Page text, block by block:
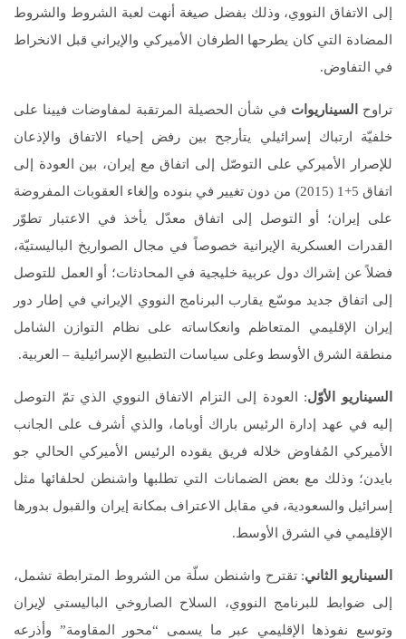
إلى الاتفاق النووي، وذلك بفضل صيغة أنهت لعبة الشروط والشروط
المضادة التي كان يطرحها الطرفان الأميركي والإيراني قبل الانخراط
في التفاوض.
تراوح السيناريوات في شأن الحصيلة المرتقبة لمفاوضات فيينا على
خلفيّة ارتباك إسرائيلي يتأرجح بين رفض إحياء الاتفاق والإذعان
للإصرار الأميركي على التوصّل إلى اتفاق مع إيران، بين العودة إلى
اتفاق 5+1 (2015) من دون تغيير في بنوده وإلغاء العقوبات المفروضة
على إيران؛ أو التوصل إلى اتفاق معدّل يأخذ في الاعتبار تطوّر
القدرات العسكرية الإيرانية خصوصاً في مجال الصواريخ الباليستيّة،
فضلاً عن إشراك دول عربية خليجية في المحادثات؛ أو العمل للتوصل
إلى اتفاق جديد موسّع يقارب البرنامج النووي الإيراني في إطار دور
إيران الإقليمي المتعاظم وانعكاساته على نظام التوازن الشامل
منطقة الشرق الأوسط وعلى سياسات التطبيع الإسرائيلية – العربية.
السيناريو الأوّل: العودة إلى التزام الاتفاق النووي الذي تمّ التوصل
إليه في عهد إدارة الرئيس باراك أوباما، والذي أشرف على الجانب
الأميركي المُفاوض خلاله فريق يقوده الرئيس الأميركي الحالي جو
بايدن؛ وذلك مع بعض الضمانات التي تطلبها واشنطن لحلفائها مثل
إسرائيل والسعودية، في مقابل الاعتراف بمكانة إيران والقبول بدورها
الإقليمي في الشرق الأوسط.
السيناريو الثاني: تقترح واشنطن سلّة من الشروط المترابطة تشمل،
إلى ضوابط للبرنامج النووي، السلاح الصاروخي الباليستي لإيران
وتوسع نفوذها الإقليمي عبر ما يسمى “محور المقاومة” وأذرعه